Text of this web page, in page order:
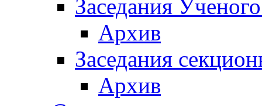
Заседания
Архив
Заседания
Архив